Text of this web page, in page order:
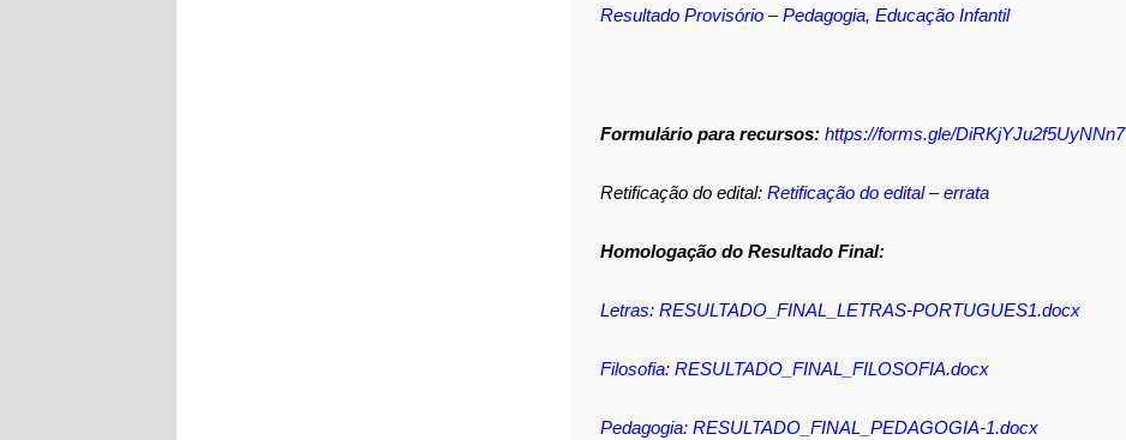
Resultado Provisório – Pedagogia, Educação Infantil
Formulário para recursos: https://forms.gle/DiRKjYJu2f5UyNNn7
Retificação do edital: Retificação do edital – errata
Homologação do Resultado Final:
Letras: RESULTADO_FINAL_LETRAS-PORTUGUES1.docx
Filosofia: RESULTADO_FINAL_FILOSOFIA.docx
Pedagogia: RESULTADO_FINAL_PEDAGOGIA-1.docx